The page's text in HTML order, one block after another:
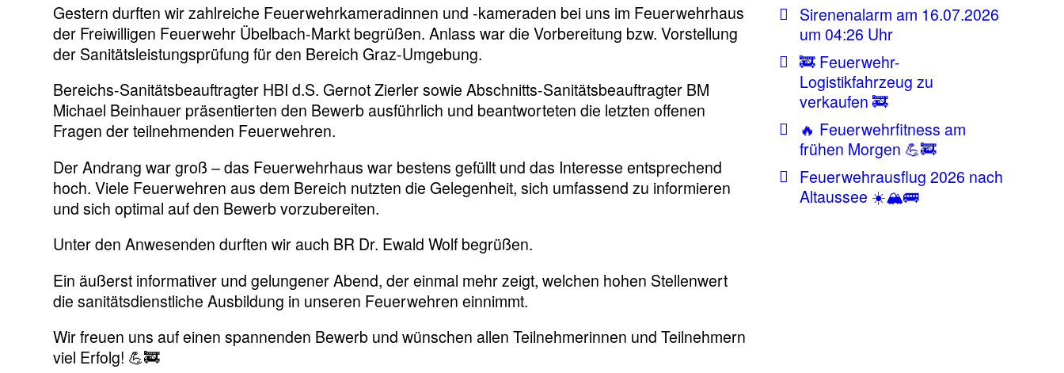
Gestern durften wir zahlreiche Feuerwehrkameradinnen und -kameraden bei uns im Feuerwehrhaus
der Freiwilligen Feuerwehr Übelbach-Markt begrüßen. Anlass war die Vorbereitung bzw. Vorstellung
der Sanitätsleistungsprüfung für den Bereich Graz-Umgebung.
Bereichs-Sanitätsbeauftragter HBI d.S. Gernot Zierler sowie Abschnitts-Sanitätsbeauftragter BM
Michael Beinhauer präsentierten den Bewerb ausführlich und beantworteten die letzten offenen
Fragen der teilnehmenden Feuerwehren.
Der Andrang war groß – das Feuerwehrhaus war bestens gefüllt und das Interesse entsprechend
hoch. Viele Feuerwehren aus dem Bereich nutzten die Gelegenheit, sich umfassend zu informieren
und sich optimal auf den Bewerb vorzubereiten.
Unter den Anwesenden durften wir auch BR Dr. Ewald Wolf begrüßen.
Ein äußerst informativer und gelungener Abend, der einmal mehr zeigt, welchen hohen Stellenwert
die sanitätsdienstliche Ausbildung in unseren Feuerwehren einnimmt.
Wir freuen uns auf einen spannenden Bewerb und wünschen allen Teilnehmerinnen und Teilnehmern
viel Erfolg! 💪🚒
Sirenenalarm am 16.07.2026
um 04:26 Uhr
🚒 Feuerwehr-
Logistikfahrzeug zu
verkaufen 🚒
🔥 Feuerwehrfitness am
frühen Morgen 💪🚒
Feuerwehrausflug 2026 nach
Altaussee ☀️🏔️🚌